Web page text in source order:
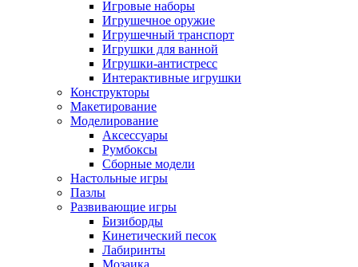
Игровые наборы
Игрушечное оружие
Игрушечный транспорт
Игрушки для ванной
Игрушки-антистресс
Интерактивные игрушки
Конструкторы
Макетирование
Моделирование
Аксессуары
Румбоксы
Сборные модели
Настольные игры
Пазлы
Развивающие игры
Бизиборды
Кинетический песок
Лабиринты
Мозаика